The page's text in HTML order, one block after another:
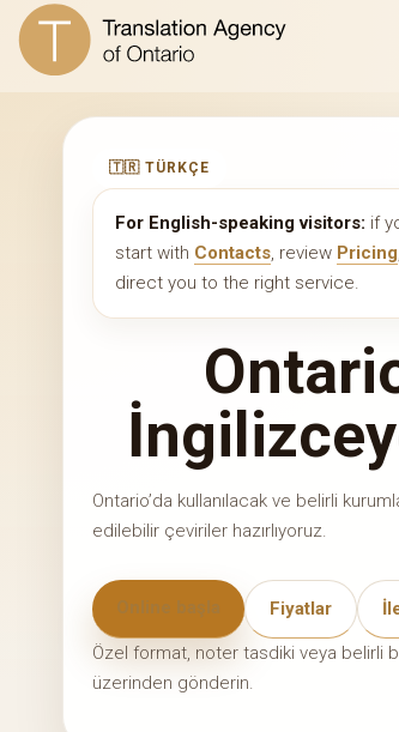
🇹🇷 TÜRKÇE
For English-speaking visitors: if
start with Contacts, review Pricing
direct you to the right service.
Ontario’da kullanılacak ve belirli
edilebilir çeviriler hazırlıyoruz.
Online başla Fiyatlar
Özel format, noter tasdiki veya belirli
üzerinden gönderin.